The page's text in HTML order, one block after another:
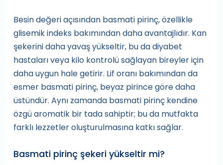
Besin değeri açısından basmati pirinç, özellikle
glisemik indeks bakımından daha avantajlıdır. Kan
şekerini daha yavaş yükseltir, bu da diyabet
hastaları veya kilo kontrolü sağlayan bireyler için
daha uygun hale getirir. Lif oranı bakımından da
esmer basmati pirinç, beyaz pirince göre daha
üstündür. Aynı zamanda basmati pirinç kendine
özgü aromatik bir tada sahiptir; bu da mutfakta
farklı lezzetler oluşturulmasına katkı sağlar.
Basmati pirinç şekeri yükseltir mi?